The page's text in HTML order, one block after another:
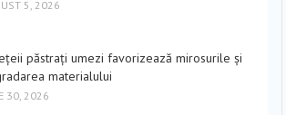
5, 2026
păstrați umezi favorizează mirosurile și
materialului
30, 2026